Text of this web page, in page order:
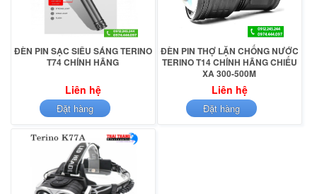
ĐÈN PIN SẠC SIÊU SÁNG TERINO
T74 CHÍNH HÃNG
Liên hệ
Đặt hàng
ĐÈN PIN THỢ LẶN CHỐNG NƯỚC
TERINO T14 CHÍNH HÃNG CHIẾU
XA 300-500M
Liên hệ
Đặt hàng